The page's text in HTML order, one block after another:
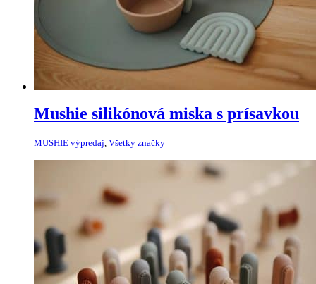
Mushie silikónová miska s prísavkou
MUSHIE výpredaj, Všetky značky